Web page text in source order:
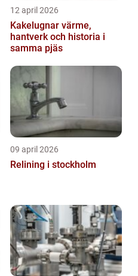
12 april 2026
Kakelugnar värme,
hantverk och historia i
samma pjäs
09 april 2026
Relining i stockholm